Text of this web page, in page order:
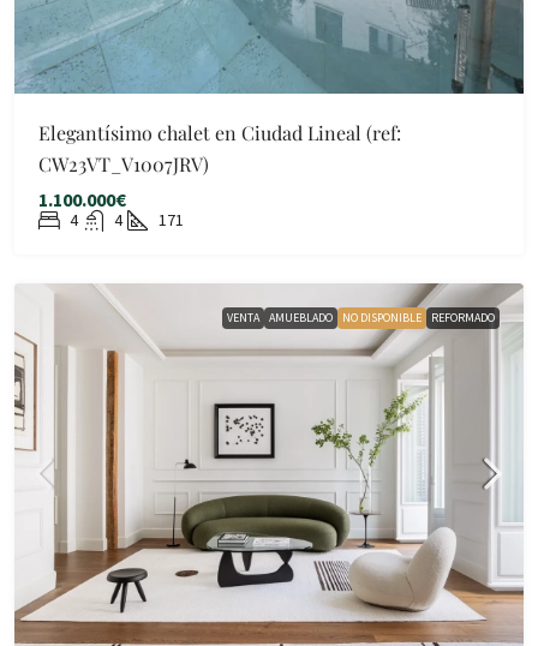
Elegantísimo chalet en Ciudad Lineal (ref:
CW23VT_V1007JRV)
1.100.000€
4 4 171
VENTA AMUEBLADO NO DISPONIBLE REFORMADO